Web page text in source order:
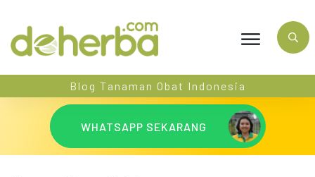
Blog Tanaman Obat Indonesia
WHATSAPP SEKARANG